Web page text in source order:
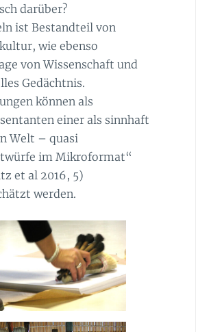
darüber?
ist Bestandteil von
wie ebenso
von Wissenschaft und
Gedächtnis.
können als
einer als sinnhaft
Welt – quasi
im Mikroformat“
et al 2016, 5)
werden.